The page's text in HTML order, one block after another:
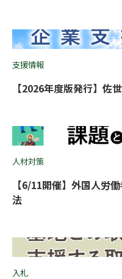
支援情報
【2026年度版発行】佐
人材対策
【6/11開催】外国人労
法
入札